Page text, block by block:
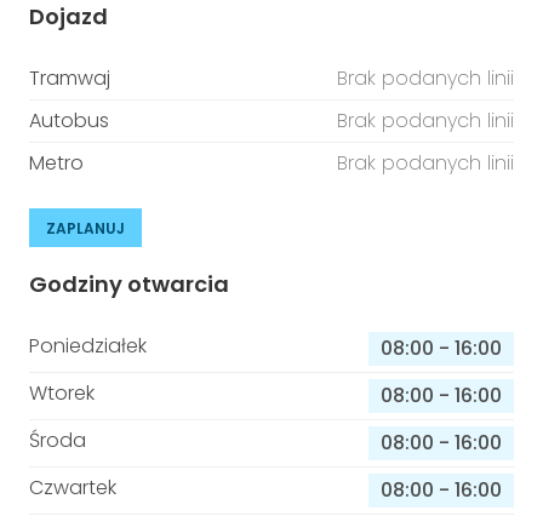
Dojazd
Tramwaj
Brak podanych linii
Autobus
Brak podanych linii
Metro
Brak podanych linii
ZAPLANUJ
Godziny otwarcia
Poniedziałek 08:00 - 16:00
Wtorek
08:00 - 16:00
Środa
08:00 - 16:00
Czwartek
08:00 - 16:00